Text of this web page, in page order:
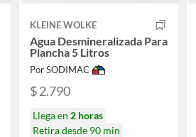
KLEINE WOLKE
Agua Desmineralizada Para
Plancha 5 Litros
Por SODIMAC
$ 2.790
Llega en 2 horas
Retira desde 90 min